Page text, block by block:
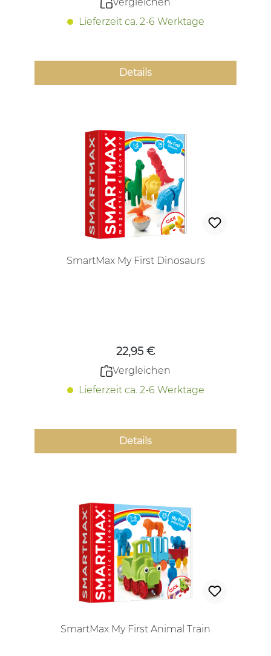
Lieferzeit ca. 2-6 Werktage
Details
SmartMax My First Dinosaurs
22,95 €
Vergleichen
Lieferzeit ca. 2-6 Werktage
Details
SmartMax My First Animal Train